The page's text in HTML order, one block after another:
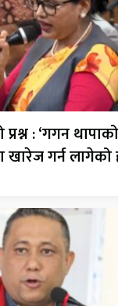
: ‘गगन
खारेज गर्न लागेको